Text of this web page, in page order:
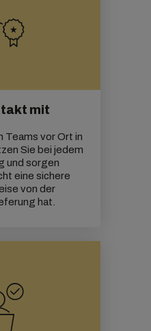
mit
Teams vor Ort in
Sie bei jedem
und sorgen
eine sichere
von der
hat.